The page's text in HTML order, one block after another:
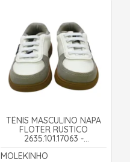
TÊNIS MASCULINO NAPA
FLOTER RUSTICO
2635.101.17063 -
MOLEKINHO
MOLEKINHO